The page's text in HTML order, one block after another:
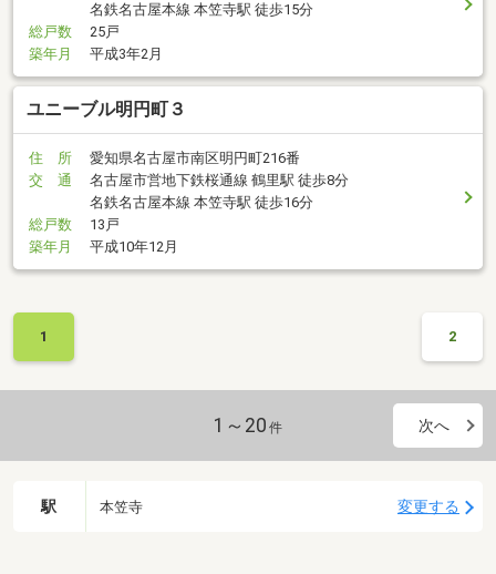
名鉄名古屋本線 本笠寺駅 徒歩15分
総戸数
25戸
築年月
平成3年2月
ユニーブル明円町３
住 所
愛知県名古屋市南区明円町216番
交 通
名古屋市営地下鉄桜通線 鶴里駅 徒歩8分
名鉄名古屋本線 本笠寺駅 徒歩16分
総戸数
13戸
築年月
平成10年12月
1 2
1～20 件 次へ
駅 本笠寺 変更する